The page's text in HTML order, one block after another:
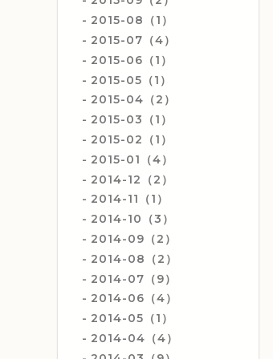
2015-08（1）
2015-07（4）
2015-06（1）
2015-05（1）
2015-04（2）
2015-03（1）
2015-02（1）
2015-01（4）
2014-12（2）
2014-11（1）
2014-10（3）
2014-09（2）
2014-08（2）
2014-07（9）
2014-06（4）
2014-05（1）
2014-04（4）